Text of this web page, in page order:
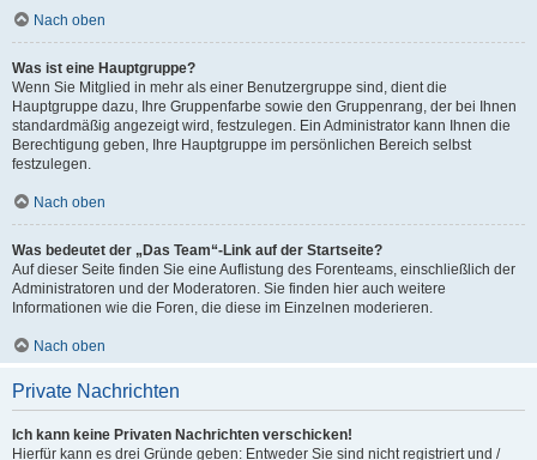
Nach oben
Was ist eine Hauptgruppe?
Wenn Sie Mitglied in mehr als einer Benutzergruppe sind, dient die
Hauptgruppe dazu, Ihre Gruppenfarbe sowie den Gruppenrang, der bei Ihnen
standardmäßig angezeigt wird, festzulegen. Ein Administrator kann Ihnen die
Berechtigung geben, Ihre Hauptgruppe im persönlichen Bereich selbst
festzulegen.
Nach oben
Was bedeutet der „Das Team“-Link auf der Startseite?
Auf dieser Seite finden Sie eine Auflistung des Forenteams, einschließlich der
Administratoren und der Moderatoren. Sie finden hier auch weitere
Informationen wie die Foren, die diese im Einzelnen moderieren.
Nach oben
Private Nachrichten
Ich kann keine Privaten Nachrichten verschicken!
Hierfür kann es drei Gründe geben: Entweder Sie sind nicht registriert und /